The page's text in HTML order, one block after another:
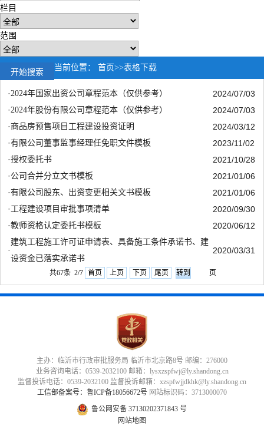
栏目
范围
当前位置： 首页>>表格下载
·2024年国家出资公司章程范本（仅供参考）
2024/07/03
·2024年股份有限公司章程范本（仅供参考）
2024/07/03
·商品房预售项目工程建设投资证明
2024/03/12
·有限公司董事监事经理任免职文件模板
2023/11/02
·授权委托书
2021/10/28
· 公司合并分立文书模板
2021/01/06
·有限公司股东、出资变更相关文书模板
2021/01/06
· 工程建设项目审批事项清单
2020/09/30
·教师资格认定委托书模板 2020/06/12
·
建筑工程施工许可证申请表、具备施工条件​承诺书、建
设资金已落实承诺书
2020/03/31
共67条 2/7 首页 上页 下页 尾页 页
主办：临沂市行政审批服务局 临沂市北京路8号 邮编：276000
业务咨询电话：0539-2032100 邮箱：lysxzspfwj@ly.shandong.cn
监督投诉电话：0539-2032100 监督投诉邮箱：xzspfwjjdkhk@ly.shandong.cn
工信部备案号：鲁ICP备18056672号 网站标识码：3713000070
鲁公网安备 37130202371843 号
网站地图